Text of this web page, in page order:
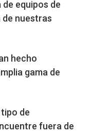
equipos de
de nuestras
hecho
gama de
de
fuera de